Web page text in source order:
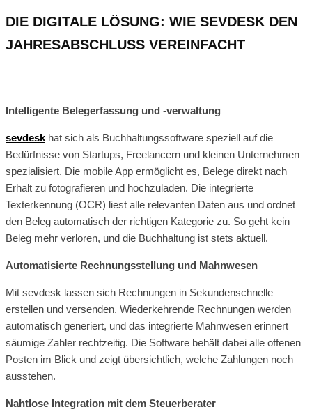
DIE DIGITALE LÖSUNG: WIE SEVDESK DEN
JAHRESABSCHLUSS VEREINFACHT
Intelligente Belegerfassung und -verwaltung
sevdesk hat sich als Buchhaltungssoftware speziell auf die
Bedürfnisse von Startups, Freelancern und kleinen Unternehmen
spezialisiert. Die mobile App ermöglicht es, Belege direkt nach
Erhalt zu fotografieren und hochzuladen. Die integrierte
Texterkennung (OCR) liest alle relevanten Daten aus und ordnet
den Beleg automatisch der richtigen Kategorie zu. So geht kein
Beleg mehr verloren, und die Buchhaltung ist stets aktuell.
Automatisierte Rechnungsstellung und Mahnwesen
Mit sevdesk lassen sich Rechnungen in Sekundenschnelle
erstellen und versenden. Wiederkehrende Rechnungen werden
automatisch generiert, und das integrierte Mahnwesen erinnert
säumige Zahler rechtzeitig. Die Software behält dabei alle offenen
Posten im Blick und zeigt übersichtlich, welche Zahlungen noch
ausstehen.
Nahtlose Integration mit dem Steuerberater